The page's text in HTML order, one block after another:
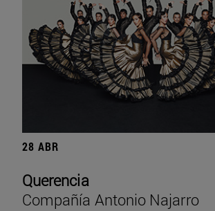
28 ABR
Querencia
Compañía Antonio Najarro